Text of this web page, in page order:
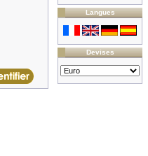
Langues
Devises